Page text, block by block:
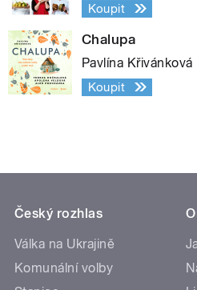
Koupit
Chalupa
Pavlína Křivánková
Koupit
Český rozhlas
Válka na Ukrajině
Komunální volby